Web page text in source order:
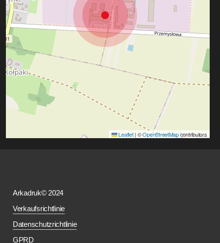
Leaflet | ©OpenStreetMapcontributors
Arkadruk© 2024
Verkaufsrichtlinie
Datenschutzrichtlinie
GPRD